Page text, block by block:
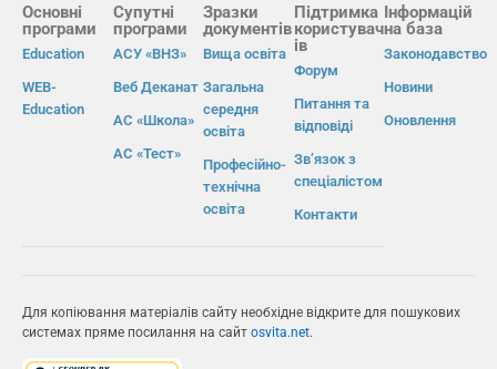
Основні
програми
Education
WEB-
Education
Супутні
програми
АСУ «ВНЗ»
Веб Деканат
АС «Школа»
АС «Тест»
Зразки
документів
Вища освіта
Загальна
середня
освіта
Професійно-
технічна
освіта
Підтримка
користувач
ів
Форум
Питання та
відповіді
Зв’язок з
спеціалістом
Контакти
Інформацій
на база
Законодавство
Новини
Оновлення
Для копіювання матеріалів сайту необхідне відкрите для пошукових
системах пряме посилання на сайт osvita.net.